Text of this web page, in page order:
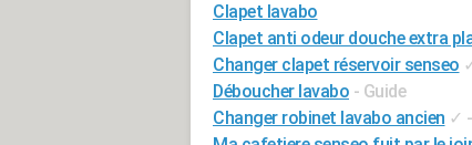
Clapet lavabo
Clapet anti odeur douche extra
Changer clapet réservoir senseo
Déboucher lavabo - Guide
Changer robinet lavabo ancien ✓ -